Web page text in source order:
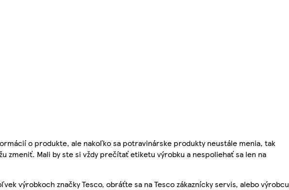
o produkte, ale nakoľko sa potravinárske produkty neustále menia, tak
zmeniť. Mali by ste si vždy prečítať etiketu výrobku a nespoliehať sa len na
výrobkoch značky Tesco, obráťte sa na Tesco zákaznícky servis, alebo výrobcu